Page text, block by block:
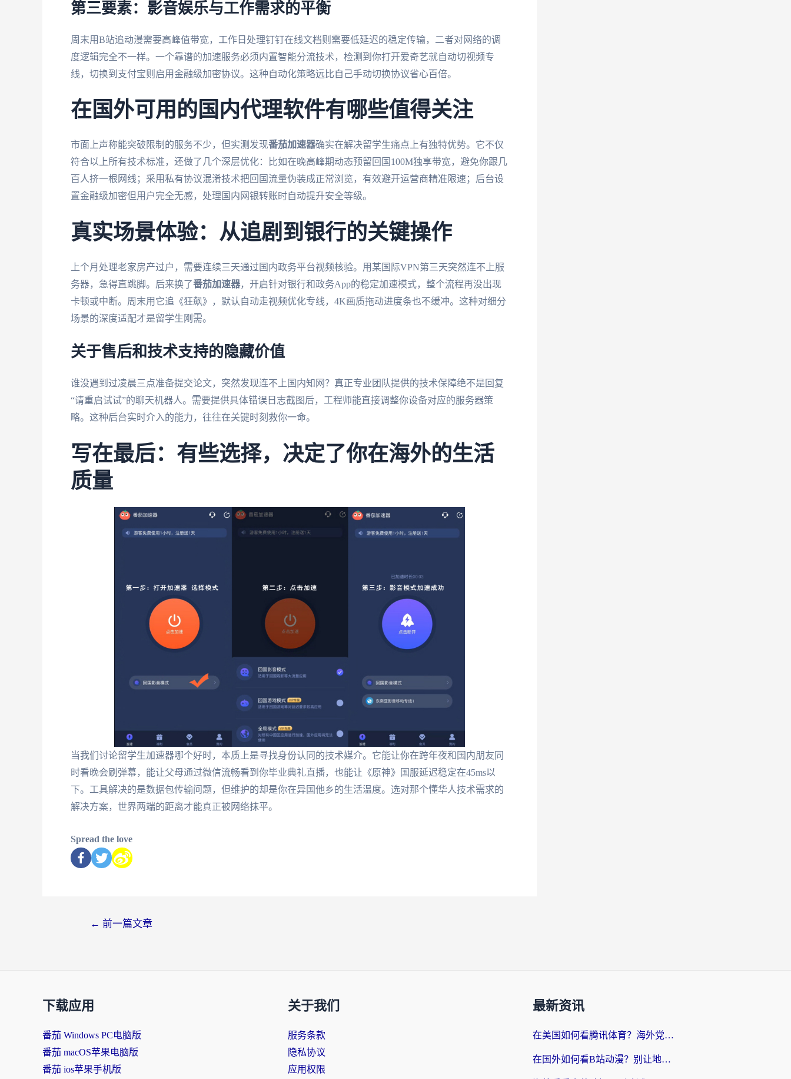
第三要素：影音娱乐与工作需求的平衡
周末用B站追动漫需要高峰值带宽，工作日处理钉钉在线文档则需要低延迟的稳定传输，二者对网络的调
度逻辑完全不一样。一个靠谱的加速服务必须内置智能分流技术，检测到你打开爱奇艺就自动切视频专
线，切换到支付宝则启用金融级加密协议。这种自动化策略远比自己手动切换协议省心百倍。
在国外可用的国内代理软件有哪些值得关注
市面上声称能突破限制的服务不少，但实测发现番茄加速器确实在解决留学生痛点上有独特优势。它不仅
符合以上所有技术标准，还做了几个深层优化：比如在晚高峰期动态预留回国100M独享带宽，避免你跟几
百人挤一根网线；采用私有协议混淆技术把回国流量伪装成正常浏览，有效避开运营商精准限速；后台设
置金融级加密但用户完全无感，处理国内网银转账时自动提升安全等级。
真实场景体验：从追剧到银行的关键操作
上个月处理老家房产过户，需要连续三天通过国内政务平台视频核验。用某国际VPN第三天突然连不上服
务器，急得直跳脚。后来换了番茄加速器，开启针对银行和政务App的稳定加速模式，整个流程再没出现
卡顿或中断。周末用它追《狂飙》，默认自动走视频优化专线，4K画质拖动进度条也不缓冲。这种对细分
场景的深度适配才是留学生刚需。
关于售后和技术支持的隐藏价值
谁没遇到过凌晨三点准备提交论文，突然发现连不上国内知网？真正专业团队提供的技术保障绝不是回复
“请重启试试”的聊天机器人。需要提供具体错误日志截图后，工程师能直接调整你设备对应的服务器策
略。这种后台实时介入的能力，往往在关键时刻救你一命。
写在最后：有些选择，决定了你在海外的生活
质量
当我们讨论留学生加速器哪个好时，本质上是寻找身份认同的技术媒介。它能让你在跨年夜和国内朋友同
时看晚会刷弹幕，能让父母通过微信流畅看到你毕业典礼直播，也能让《原神》国服延迟稳定在45ms以
下。工具解决的是数据包传输问题，但维护的却是你在异国他乡的生活温度。选对那个懂华人技术需求的
解决方案，世界两端的距离才能真正被网络抹平。
Spread the love
← 前一篇文章
下载应用
番茄 Windows PC电脑版
番茄 macOS苹果电脑版
番茄 ios苹果手机版
关于我们
服务条款
隐私协议
应用权限
最新资讯
在美国如何看腾讯体育？海外党解锁NBA欧洲杯直播的终极攻略
在国外如何看B站动漫？别让地区限制打断你的追番节奏